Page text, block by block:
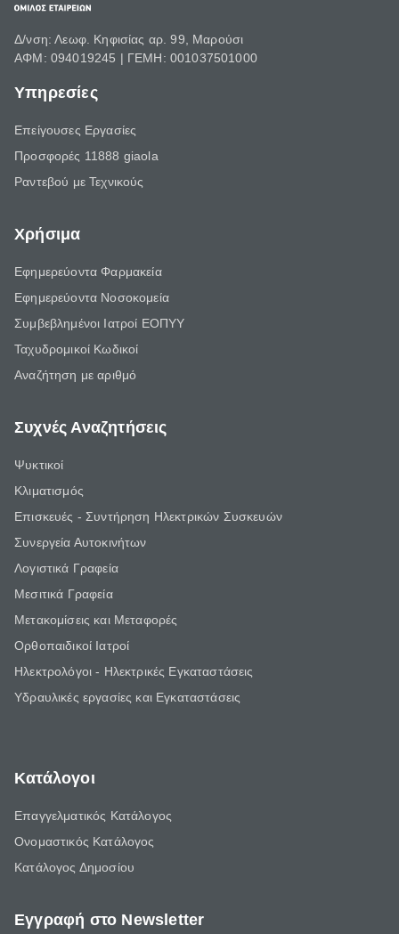
Δ/νση: Λεωφ. Κηφισίας αρ. 99, Μαρούσι
ΑΦΜ: 094019245 | ΓΕΜΗ: 001037501000
Υπηρεσίες
Επείγουσες Εργασίες
Προσφορές 11888 giaola
Ραντεβού με Τεχνικούς
Χρήσιμα
Εφημερεύοντα Φαρμακεία
Εφημερεύοντα Νοσοκομεία
Συμβεβλημένοι Ιατροί ΕΟΠΥΥ
Ταχυδρομικοί Κωδικοί
Αναζήτηση με αριθμό
Συχνές Αναζητήσεις
Ψυκτικοί
Κλιματισμός
Επισκευές - Συντήρηση Ηλεκτρικών Συσκευών
Συνεργεία Αυτοκινήτων
Λογιστικά Γραφεία
Μεσιτικά Γραφεία
Μετακομίσεις και Μεταφορές
Ορθοπαιδικοί Ιατροί
Ηλεκτρολόγοι - Ηλεκτρικές Εγκαταστάσεις
Υδραυλικές εργασίες και Εγκαταστάσεις
Κατάλογοι
Επαγγελματικός Κατάλογος
Ονομαστικός Κατάλογος
Κατάλογος Δημοσίου
Εγγραφή στο Newsletter